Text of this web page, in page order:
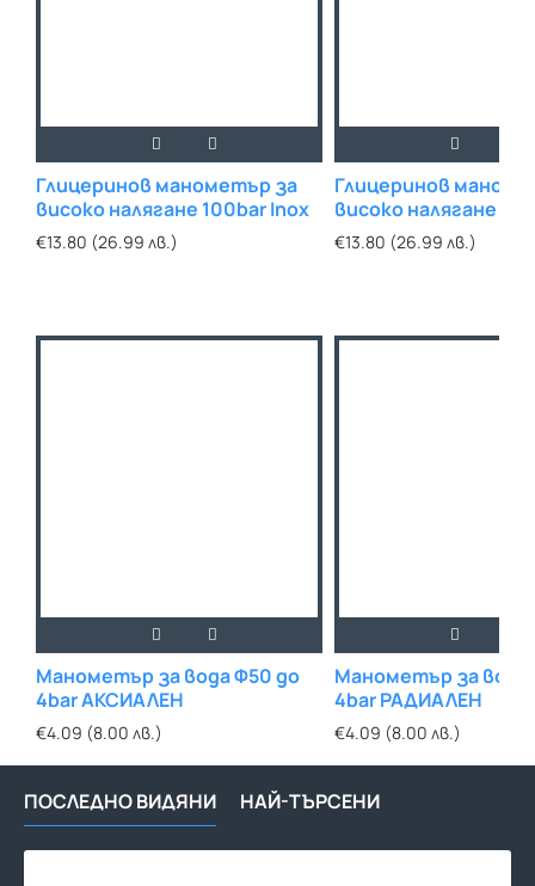
Глицеринов манометър за
високо налягане 100bar Inox
€13.80 (26.99 лв.)
Глицеринов
високо налягане
€13.80 (26.99 лв.)
Манометър за вода Ф50 до
4bar АКСИАЛЕН
€4.09 (8.00 лв.)
Манометър за вода
4bar РАДИАЛЕН
€4.09 (8.00 лв.)
ПОСЛЕДНО ВИДЯНИ НАЙ-ТЪРСЕНИ